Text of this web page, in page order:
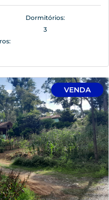
Dormitórios:
3
VENDA